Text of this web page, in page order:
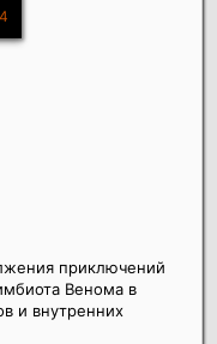
приключений
Венома в
и внутренних